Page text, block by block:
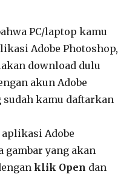
PC/laptop kamu
Adobe Photoshop,
download dulu
akun Adobe
sudah kamu daftarkan
Adobe
gambar yang akan
klik Open dan